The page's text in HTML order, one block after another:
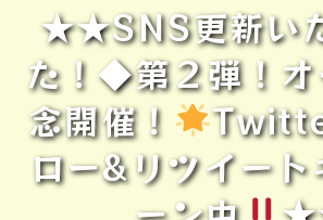
★★SNS更新い
た！◆第２弾！
念開催！
ロー&リツイー